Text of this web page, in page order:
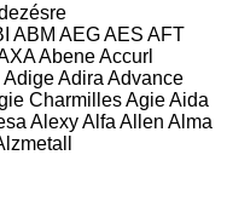
ABM AEGAES AFT
AbeneAccurl
AdigeAdira Advance
CharmillesAgieAida
AlexyAlfa Allen Alma